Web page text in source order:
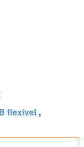
flexível ,